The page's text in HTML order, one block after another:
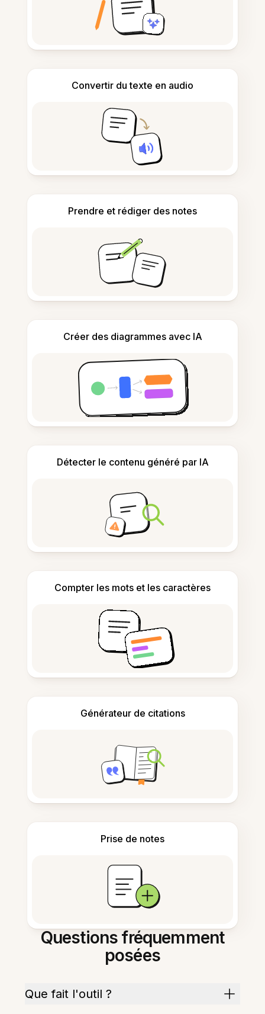
Convertir du texte en audio
Prendre et rédiger des notes
Créer des diagrammes avec IA
Détecter le contenu généré par IA
Compter les mots et les caractères
Générateur de citations
Prise de notes
Questions fréquemment
posées
Que fait l'outil ?